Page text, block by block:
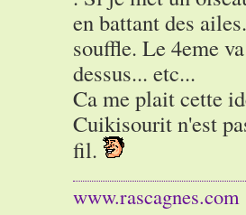
en battant des
souffle. Le 4eme
dessus... etc...
Ca me plait cette
Cuikisourit n'est
fil.
www.rascagnes.com